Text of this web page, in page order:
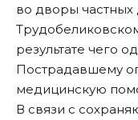
во дворы частных
результате чего
Пострадавшему
медицинскую
В связи с